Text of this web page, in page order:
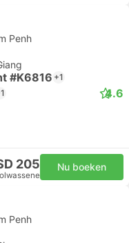
Penh
#K6816 +1
4.6
205 Nu boeken
Penh